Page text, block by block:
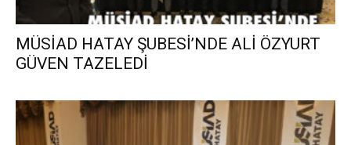
MÜSİAD HATAY ŞUBESİ’NDE ALİ ÖZYURT
GÜVEN TAZELEDİ